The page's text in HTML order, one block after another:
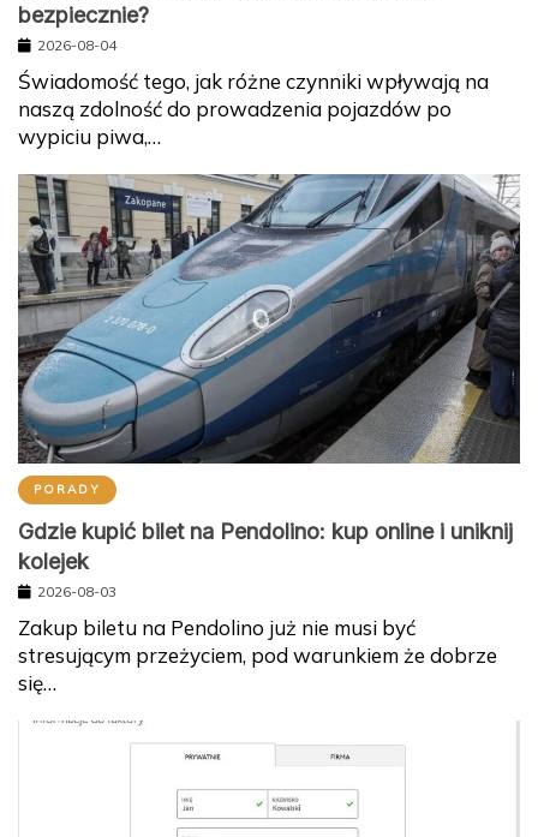
bezpiecznie?
2026-08-04
Świadomość tego, jak różne czynniki wpływają na
naszą zdolność do prowadzenia pojazdów po
wypiciu piwa,…
PORADY
Gdzie kupić bilet na Pendolino: kup online i uniknij
kolejek
2026-08-03
Zakup biletu na Pendolino już nie musi być
stresującym przeżyciem, pod warunkiem że dobrze
się…